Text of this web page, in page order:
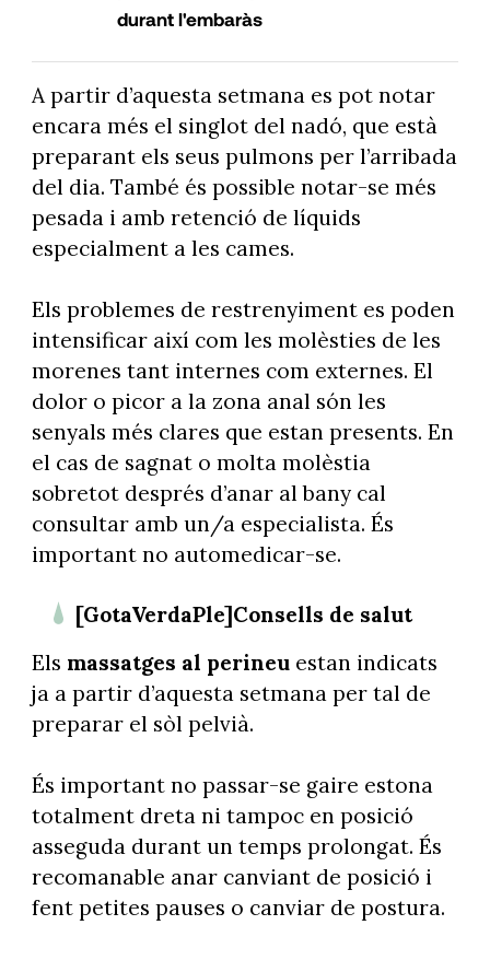
durant l'embaràs
A partir d’aquesta setmana es pot notar
encara més el singlot del nadó, que està
preparant els seus pulmons per l’arribada
del dia. També és possible notar-se més
pesada i amb retenció de líquids
especialment a les cames.
Els problemes de restrenyiment es poden
intensificar així com les molèsties de les
morenes tant internes com externes. El
dolor o picor a la zona anal són les
senyals més clares que estan presents. En
el cas de sagnat o molta molèstia
sobretot després d’anar al bany cal
consultar amb un/a especialista. És
important no automedicar-se.
[GotaVerdaPle]Consells de salut
Els massatges al perineuestan indicats
ja a partir d’aquesta setmana per tal de
preparar el sòl pelvià.
És important no passar-se gaire estona
totalment dreta ni tampoc en posició
asseguda durant un temps prolongat. És
recomanable anar canviant de posició i
fent petites pauses o canviar de postura.